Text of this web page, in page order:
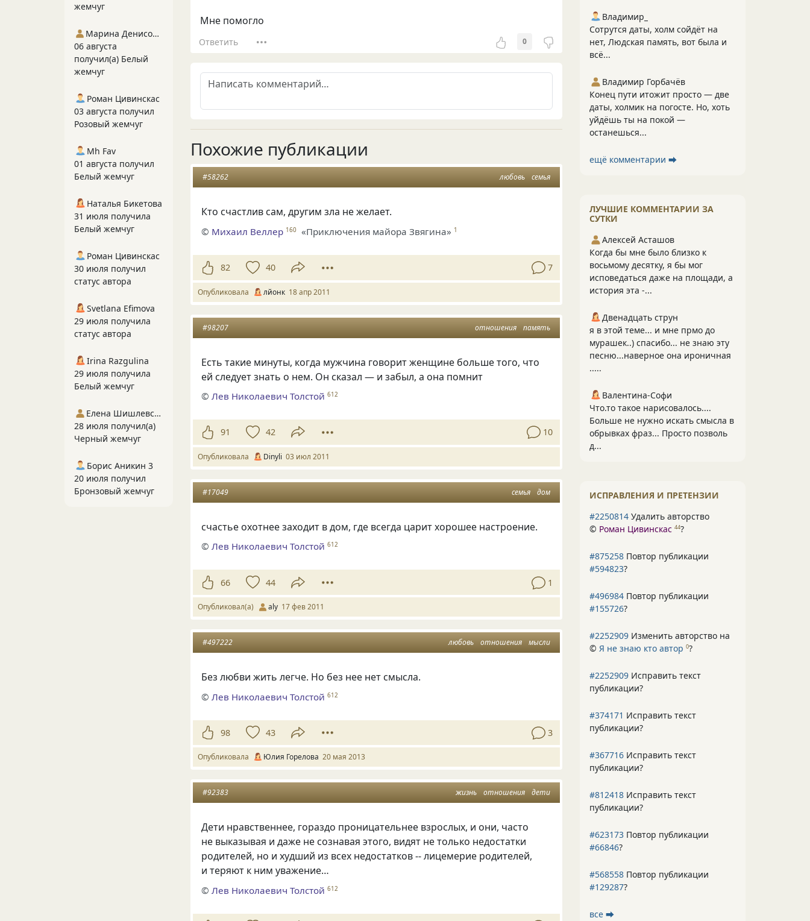
Мне помогло
Ответить 0
Похожие публикации
любовь семья
#58262
Кто счастлив сам, другим зла не желает.
© Михаил Веллер 160 «Приключения майора Звягина» 1
82 40 7
Опубликовала лйонк 18 апр 2011
отношения память
#98207
Есть такие минуты, когда мужчина говорит женщине больше того, что
ей следует знать о нем. Он сказал — и забыл, а она помнит
©Лев Николаевич Толстой 612
91 42 10
Опубликовала Dinyli 03 июл 2011
семья дом
#17049
счастье охотнее заходит в дом, где всегда царит хорошее настроение.
©Лев Николаевич Толстой 612
66 44 1
Опубликовал(а) aly 17 фев 2011
любовь отношения мысли
#497222
Без любви жить легче. Но без нее нет смысла.
©Лев Николаевич Толстой 612
98 43 3
Опубликовала Юлия Горелова 20 мая 2013
жизнь отношения дети
#92383
Дети нравственнее, гораздо проницательнее взрослых, и они, часто
не выказывая и даже не сознавая этого, видят не только недостатки
родителей, но и худший из всех недостатков -- лицемерие родителей,
и теряют к ним уважение…
©Лев Николаевич Толстой 612
Владимир_
Сотрутся даты, холм сойдёт на
нет, Людская память, вот была и
всё...
Владимир Горбачёв
Конец пути итожит просто — две
даты, холмик на погосте. Но, хоть
уйдёшь ты на покой —
останешься...
ещё комментарии ⮕
ЛУЧШИЕ КОММЕНТАРИИ ЗА
СУТКИ
Алексей Асташов
Когда бы мне было близко к
восьмому десятку, я бы мог
исповедаться даже на площади, а
история эта -...
Двенадцать струн
я в этой теме... и мне прмо до
мурашек..) спасибо... не знаю эту
песню...наверное она ироничная
.....
Валентина-Софи
Что.то такое нарисовалось....
Больше не нужно искать смысла в
обрывках фраз... Просто позволь
д...
ИСПРАВЛЕНИЯ И ПРЕТЕНЗИИ
#2250814 Удалить авторство
© Роман Цивинскас 44?
#875258 Повтор публикации
#594823?
#496984 Повтор публикации
#155726?
#2252909 Изменить авторство на
© Я не знаю кто автор 0?
#2252909 Исправить текст
публикации?
#374171 Исправить текст
публикации?
#367716 Исправить текст
публикации?
#812418 Исправить текст
публикации?
#623173 Повтор публикации
#66846?
#568558 Повтор публикации
#129287?
все ⮕
жемчуг
Марина Денисова 5
06 августа
получил(а) Белый
жемчуг
Роман Цивинскас
03 августа получил
Розовый жемчуг
Mh Fav
01 августа получил
Белый жемчуг
Наталья Бикетова
31 июля получила
Белый жемчуг
Роман Цивинскас
30 июля получил
статус автора
Svetlana Efimova
29 июля получила
статус автора
Irina Razgulina
29 июля получила
Белый жемчуг
Елена Шишлевская
28 июля получил(а)
Черный жемчуг
Борис Аникин 3
20 июля получил
Бронзовый жемчуг